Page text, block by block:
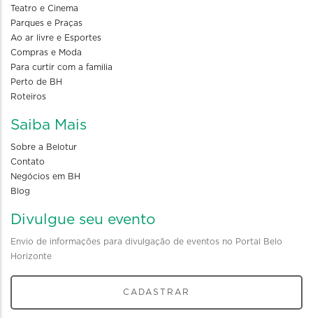
Teatro e Cinema
Parques e Praças
Ao ar livre e Esportes
Compras e Moda
Para curtir com a familia
Perto de BH
Roteiros
Saiba Mais
Sobre a Belotur
Contato
Negócios em BH
Blog
Divulgue seu evento
Envio de informações para divulgação de eventos no Portal Belo
Horizonte
CADASTRAR